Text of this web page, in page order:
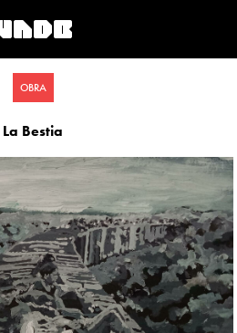
OBRA
La Bestia